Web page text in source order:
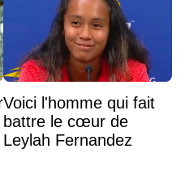
Voici l'homme qui fait
battre le cœur de
Leylah Fernandez